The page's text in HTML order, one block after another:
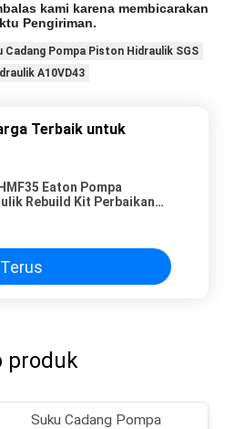
kami karena membicarakan
Pengiriman.
Cadang Pompa Piston Hidraulik SGS
A10VD43
Terbaik untuk
Eaton Pompa
Rebuild Kit Perbaikan
Terus
produk
Suku Cadang Pompa